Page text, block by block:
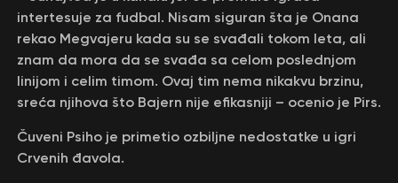
intertesuje za fudbal. Nisam siguran šta je Onana
rekao Megvajeru kada su se svađali tokom leta, ali
znam da mora da se svađa sa celom poslednjom
linijom i celim timom. Ovaj tim nema nikakvu brzinu,
sreća njihova što Bajern nije efikasniji – ocenio je Pirs.
Čuveni Psiho je primetio ozbiljne nedostatke u igri
Crvenih đavola.